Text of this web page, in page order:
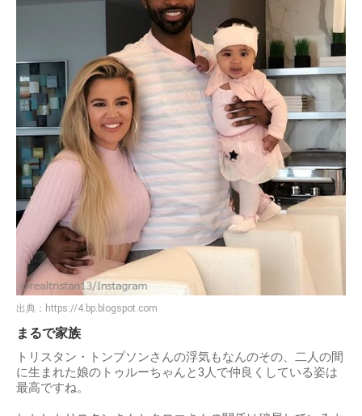
出典： https://4.bp.blogspot.com
まるで家族
トリスタン・トンプソンさんの浮気もなんのその、二人の間
に生まれた娘のトゥルーちゃんと3人で仲良くしている姿は
最高ですね。